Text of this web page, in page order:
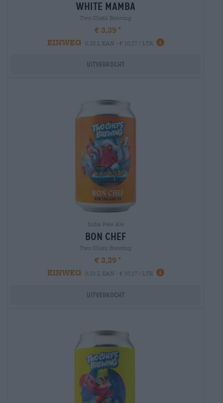
white mamba
Two Chefs Brewing
€ 3,39
EINWEG
0,33 L KAN - € 10,27 / LTR
Uitverkocht
India Pale Ale
bon chef
Two Chefs Brewing
€ 3,39
EINWEG
0,33 L KAN - € 10,27 / LTR
Uitverkocht